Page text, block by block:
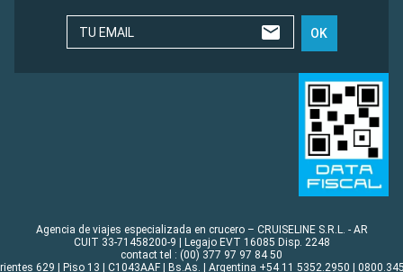
TU EMAIL OK
Agencia de viajes especializada en crucero – CRUISELINE S.R.L. - AR
CUIT 33-71458200-9 | Legajo EVT 16085 Disp. 2248
contact tel : (00) 377 97 97 84 50
629 | Piso 13 | C1043AAF | Bs.As. | Argentina +54 11 5352.2950 |